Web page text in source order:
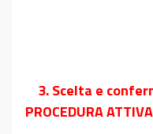
3.Scelta e
PROCEDURA